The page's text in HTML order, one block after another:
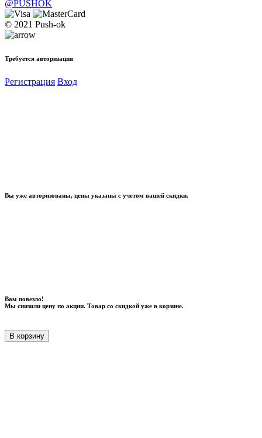
@PUSHOK
© 2021 Push-ok
Требуется авторизация
Регистрация Вход
Вы уже авторизованы, цены указаны с учетом вашей скидки.
Вам повезло!
Мы снизили цену по акции. Товар со скидкой уже в корзине.
В корзину